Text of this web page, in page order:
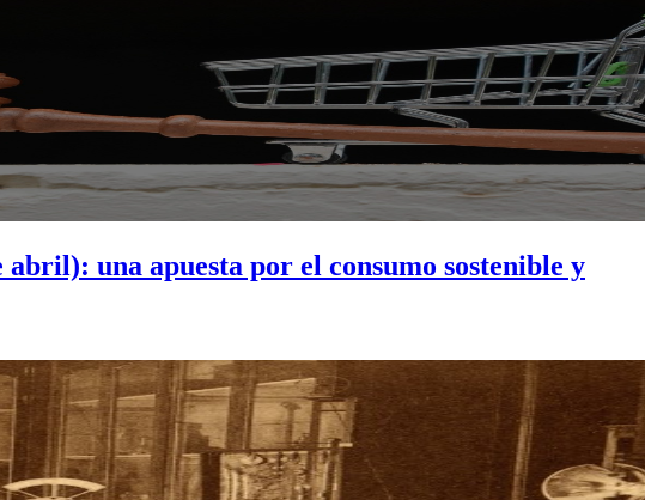
abril): una apuesta por el consumo sostenible y